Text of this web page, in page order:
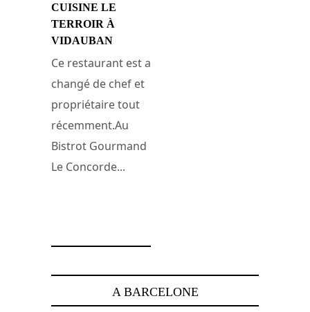
CUISINE LE
TERROIR À
VIDAUBAN
Ce restaurant est a
changé de chef et
propriétaire tout
récemment.Au
Bistrot Gourmand
Le Concorde...
A BARCELONE